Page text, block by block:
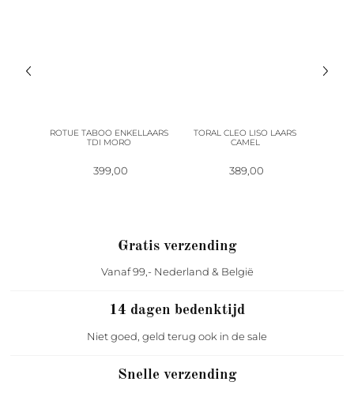
ROTUE TABOO ENKELLAARS
TDI MORO
399,00
TORAL CLEO LISO LAARS
CAMEL
389,00
Gratis verzending
Vanaf 99,- Nederland & België
14 dagen bedenktijd
Niet goed, geld terug ook in de sale
Snelle verzending